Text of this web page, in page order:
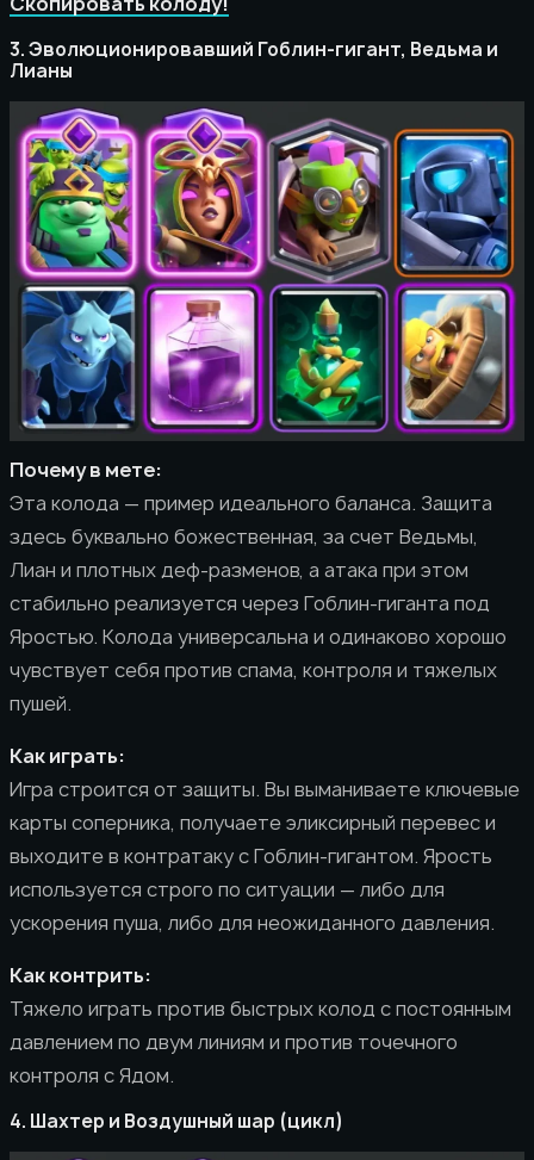
3. Эволюционировавший Гоблин-гигант, Ведьма и
Лианы
Почему в мете:
Эта колода — пример идеального баланса. Защита
здесь буквально божественная, за счет Ведьмы,
Лиан и плотных деф-разменов, а атака при этом
стабильно реализуется через Гоблин-гиганта под
Яростью. Колода универсальна и одинаково хорошо
чувствует себя против спама, контроля и тяжелых
пушей.
Как играть:
Игра строится от защиты. Вы выманиваете ключевые
карты соперника, получаете эликсирный перевес и
выходите в контратаку с Гоблин-гигантом. Ярость
используется строго по ситуации — либо для
ускорения пуша, либо для неожиданного давления.
Как контрить:
Тяжело играть против быстрых колод с постоянным
давлением по двум линиям и против точечного
контроля с Ядом.
4. Шахтер и Воздушный шар (цикл)